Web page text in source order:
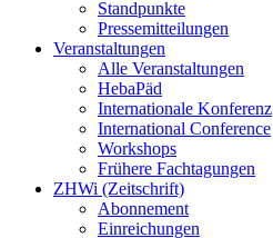
Standpunkte
Pressemitteilungen
Veranstaltungen
Alle Veranstaltungen
HebaPäd
Internationale Konferenz
International Conference
Workshops
Frühere Fachtagungen
ZHWi (Zeitschrift)
Abonnement
Einreichungen